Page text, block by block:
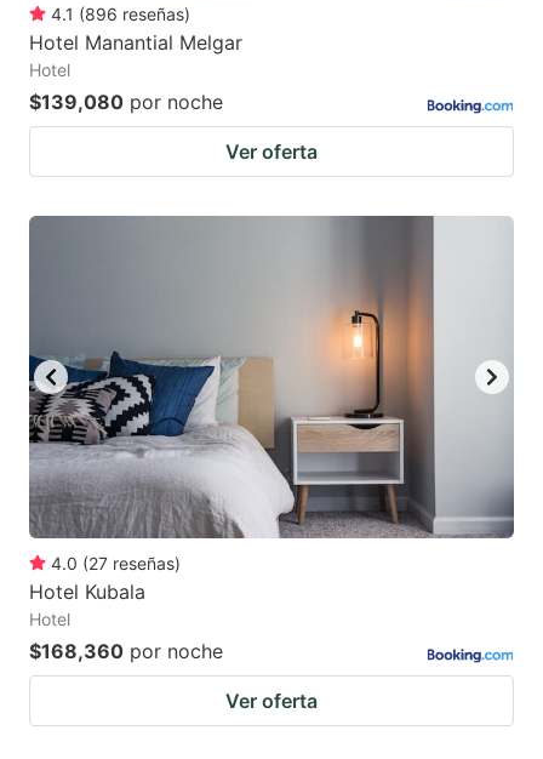
4.1 (896 reseñas)
Hotel Manantial Melgar
Hotel
$139,080 por noche
Ver oferta
4.0 (27 reseñas)
Hotel Kubala
Hotel
$168,360 por noche
Ver oferta